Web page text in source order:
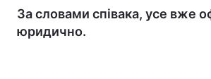
За словами співака, усе вже
юридично.